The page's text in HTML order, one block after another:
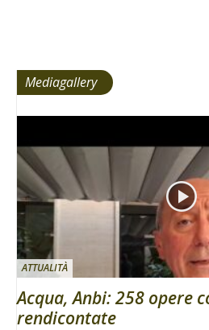
Mediagallery
ATTUALITÀ
Acqua, Anbi: 258 opere
rendicontate